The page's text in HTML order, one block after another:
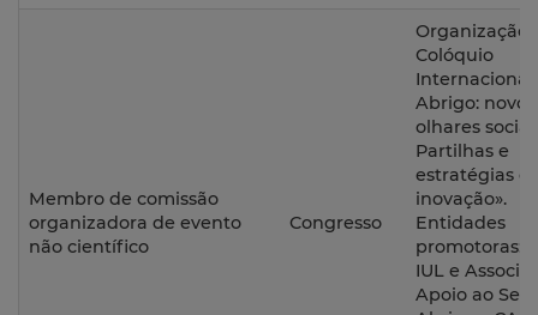
Membro de comissão
organizadora de evento
não científico
Congresso
Organização
Colóquio
Internacional:
Abrigo: novos
olhares
Partilhas e
estratégias
inovação».
Entidades
promotoras:
IUL e
Apoio ao Sem